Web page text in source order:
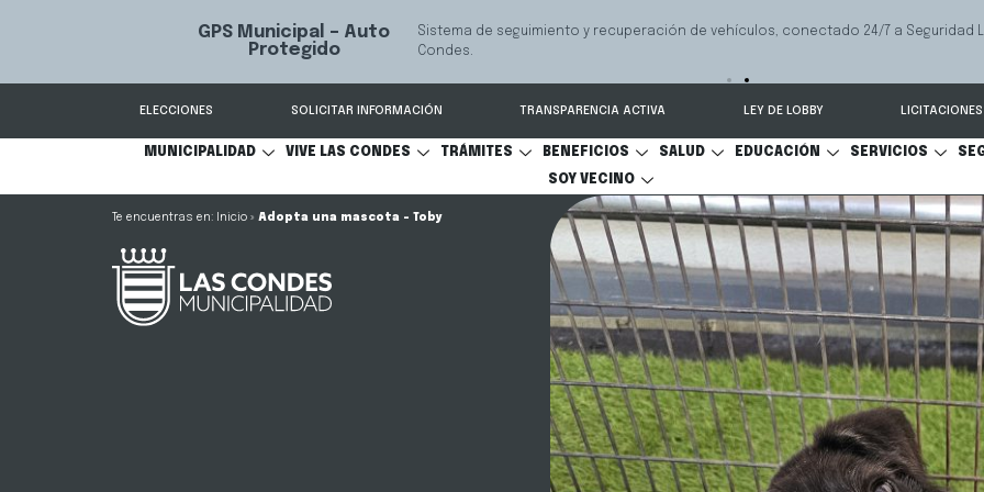
GPS Municipal – Auto
Protegido
Sistema de seguimiento y recuperación de vehículos, conectado 24/7 a Seguridad
Condes.
ELECCIONES SOLICITAR INFORMACIÓN TRANSPARENCIA ACTIVA LEY DE LOBBY LICITACIONES
MUNICIPALIDAD VIVE LAS CONDES TRÁMITES BENEFICIOS SALUD EDUCACIÓN SERVICIOS
SOY VECINO
Inicio » Adopta una mascota – Toby